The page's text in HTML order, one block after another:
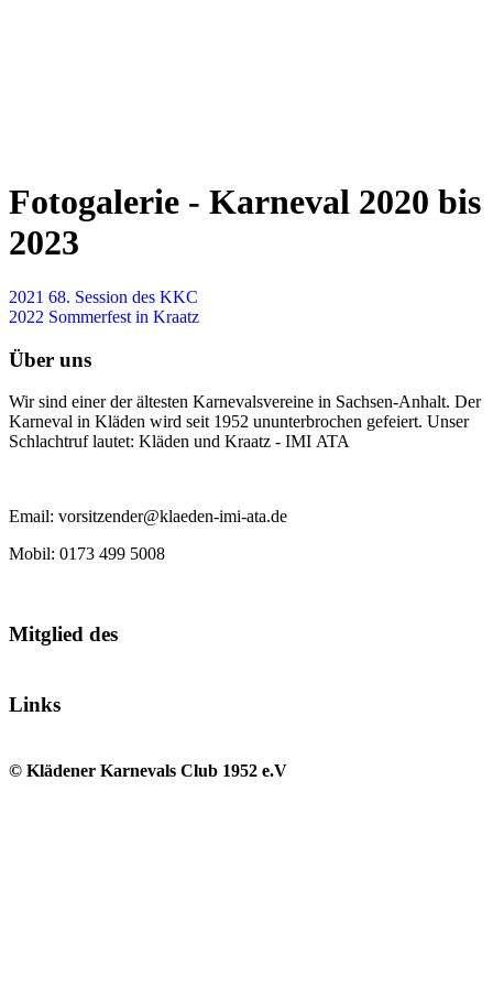
Fotogalerie - Karneval 2020 bis
2023
2021 68. Session des KKC
2022 Sommerfest in Kraatz
Über uns
Wir sind einer der ältesten Karnevalsvereine in Sachsen-Anhalt. Der
Karneval in Kläden wird seit 1952 ununterbrochen gefeiert. Unser
Schlachtruf lautet: Kläden und Kraatz - IMI ATA
Email: vorsitzender@klaeden-imi-ata.de
Mobil: 0173 499 5008
Mitglied des
Links
© Klädener Karnevals Club 1952 e.V